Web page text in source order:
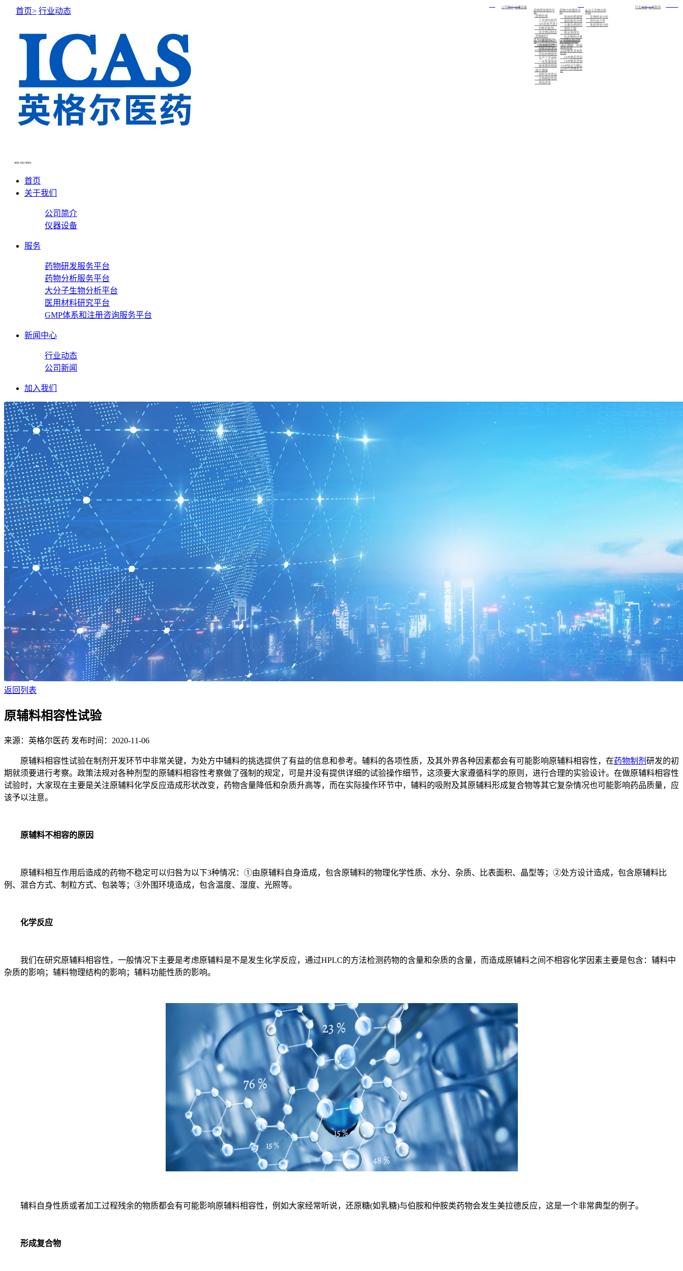
关于我们
公司简介 仪器设备
药物研发服务平
台
-药物合成
工艺研究和开发
API项目开发及注册备案
创新药盐型、晶型筛选及CMC业务
化合物定制合成
-药物制剂
一致性评价及仿制药的制剂开发
高端缓控释制剂开发
创新药及改良型新药的制剂开发
药物分析服务平
台
系统的质量研究
基因毒性杂质研究
元素杂质研究
逆向工程
稳定性研究
化合物的分离制备，已知化合物的结构确证，未知化合物的结构解析与鉴定
标准化检测
大分子生物分析
平台
生物样本分析
药代动力学
免疫原性分析
医用材料研究平
台
- 药包材相容性
医用材料密封性研究
药包材相容性研究
生产工艺组件相容性研究
一次性使用系统相容性研究
输液器具相容性研究
-医疗器械
材料化学表征
生物相容性研究
风险评估
GMP体系和注册
咨询服务平台
-医疗器械、药品
注册咨询
-GMP体系咨询及
培训
GMP体系培训
GMP体系咨询
-GMP验证与确认
-GMP/GSP体系认
证
新闻中心
行业动态 公司新闻
400-182-9001
首页
关于我们
公司简介
仪器设备
服务
药物研发服务平台
药物分析服务平台
大分子生物分析平台
医用材料研究平台
GMP体系和注册咨询服务平台
新闻中心
行业动态
公司新闻
加入我们
首页> 行业动态
返回列表
原辅料相容性试验
来源：英格尔医药 发布时间：2020-11-06
原辅料相容性试验在制剂开发环节中非常关键，为处方中辅料的挑选提供了有益的信息和参考。辅料的各项性质，及其外界各种因素都会有可能影响原辅料相容性，在药物制剂 研发的初
期就须要进行考察。政策法规对各种剂型的原辅料相容性考察做了强制的规定，可是并没有提供详细的试验操作细节，这须要大家遵循科学的原则，进行合理的实验设计。在做原辅料相容性
试验时，大家现在主要是关注原辅料化学反应造成形状改变，药物含量降低和杂质升高等，而在实际操作环节中，辅料的吸附及其原辅料形成复合物等其它复杂情况也可能影响药品质量，应
该予以注意。
原辅料不相容的原因
原辅料相互作用后造成的药物不稳定可以归咎为以下3种情况：①由原辅料自身造成，包含原辅料的物理化学性质、水分、杂质、比表面积、晶型等；②处方设计造成，包含原辅料比
例、混合方式、制粒方式、包装等；③外围环境造成，包含温度、湿度、光照等。
化学反应
我们在研究原辅料相容性，一般情况下主要是考虑原辅料是不是发生化学反应，通过HPLC的方法检测药物的含量和杂质的含量，而造成原辅料之间不相容化学因素主要是包含：辅料中
杂质的影响；辅料物理结构的影响；辅料功能性质的影响。
辅料自身性质或者加工过程残余的物质都会有可能影响原辅料相容性，例如大家经常听说，还原糖(如乳糖)与伯胺和仲胺类药物会发生美拉德反应，这是一个非常典型的例子。
形成复合物